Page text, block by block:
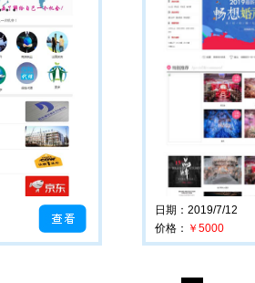
日期：2019/7/12
价格： ￥5000